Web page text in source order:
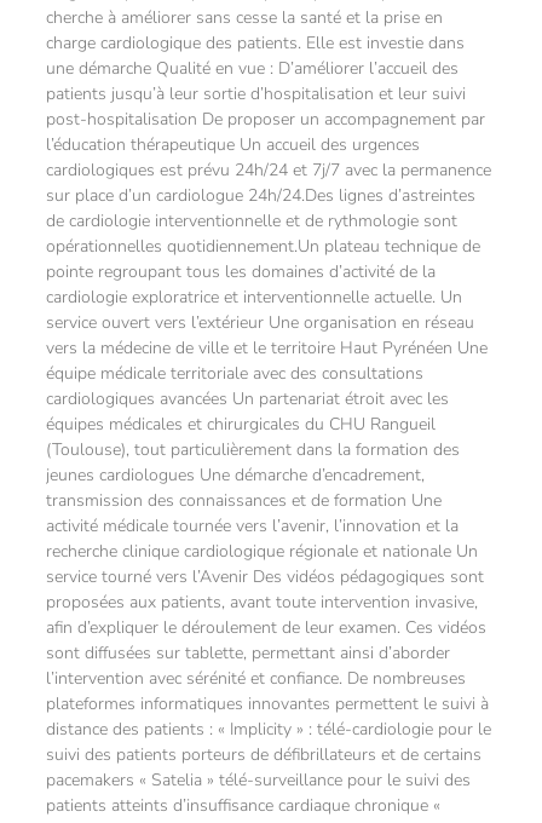
cherche à améliorer sans cesse la santé et la prise en
charge cardiologique des patients. Elle est investie dans
une démarche Qualité en vue : D’améliorer l’accueil des
patients jusqu’à leur sortie d’hospitalisation et leur suivi
post-hospitalisation De proposer un accompagnement par
l’éducation thérapeutique Un accueil des urgences
cardiologiques est prévu 24h/24 et 7j/7 avec la permanence
sur place d’un cardiologue 24h/24.Des lignes d’astreintes
de cardiologie interventionnelle et de rythmologie sont
opérationnelles quotidiennement.Un plateau technique de
pointe regroupant tous les domaines d’activité de la
cardiologie exploratrice et interventionnelle actuelle. Un
service ouvert vers l’extérieur Une organisation en réseau
vers la médecine de ville et le territoire Haut Pyrénéen Une
équipe médicale territoriale avec des consultations
cardiologiques avancées Un partenariat étroit avec les
équipes médicales et chirurgicales du CHU Rangueil
(Toulouse), tout particulièrement dans la formation des
jeunes cardiologues Une démarche d’encadrement,
transmission des connaissances et de formation Une
activité médicale tournée vers l’avenir, l’innovation et la
recherche clinique cardiologique régionale et nationale Un
service tourné vers l’Avenir Des vidéos pédagogiques sont
proposées aux patients, avant toute intervention invasive,
afin d’expliquer le déroulement de leur examen. Ces vidéos
sont diffusées sur tablette, permettant ainsi d’aborder
l’intervention avec sérénité et confiance. De nombreuses
plateformes informatiques innovantes permettent le suivi à
distance des patients : « Implicity » : télé-cardiologie pour le
suivi des patients porteurs de défibrillateurs et de certains
pacemakers « Satelia » télé-surveillance pour le suivi des
patients atteints d’insuffisance cardiaque chronique «